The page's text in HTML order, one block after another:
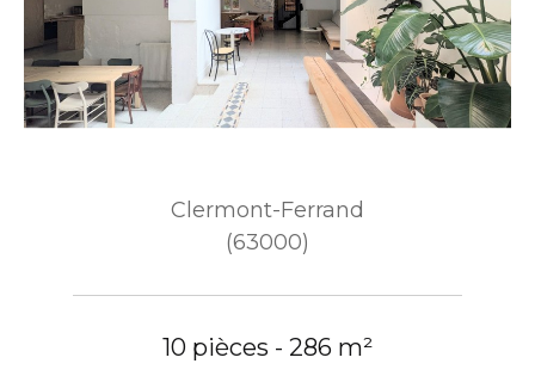
Clermont-Ferrand
(63000)
10 pièces - 286 m²